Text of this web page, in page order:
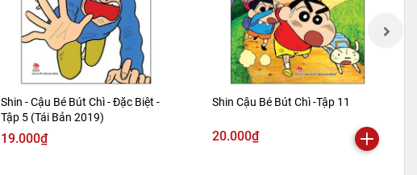
Shin - Cậu Bé Bút Chì - Đặc Biệt -
Tập 5 (Tái Bản 2019)
19.000₫
Shin Cậu Bé Bút Chì -Tập 11
20.000₫